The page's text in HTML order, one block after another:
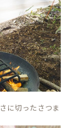
に切ったさつま